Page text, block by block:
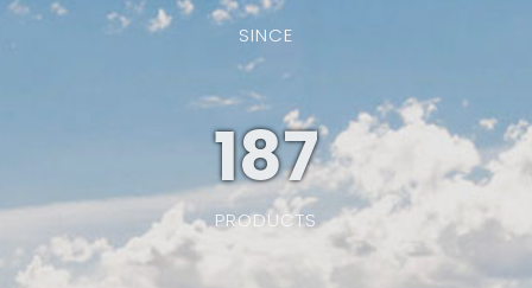
SINCE
187
PRODUCTS